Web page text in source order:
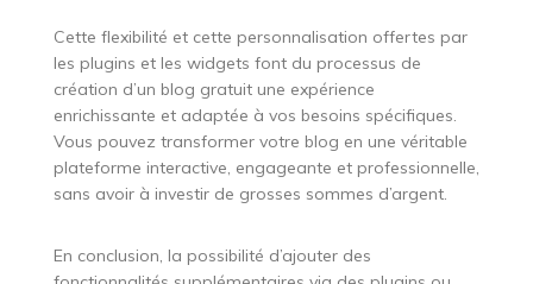
Cette flexibilité et cette personnalisation offertes par
les plugins et les widgets font du processus de
création d’un blog gratuit une expérience
enrichissante et adaptée à vos besoins spécifiques.
Vous pouvez transformer votre blog en une véritable
plateforme interactive, engageante et professionnelle,
sans avoir à investir de grosses sommes d’argent.
En conclusion, la possibilité d’ajouter des